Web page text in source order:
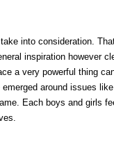
into consideration.
inspiration however
a very powerful thing
around issues
Each boys and girls